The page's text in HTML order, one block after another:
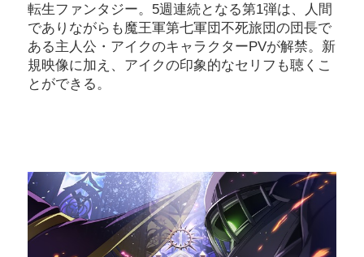
転生ファンタジー。5週連続となる第1弾は、人間
でありながらも魔王軍第七軍団不死旅団の団長で
ある主人公・アイクのキャラクターPVが解禁。新
規映像に加え、アイクの印象的なセリフも聴くこ
とができる。